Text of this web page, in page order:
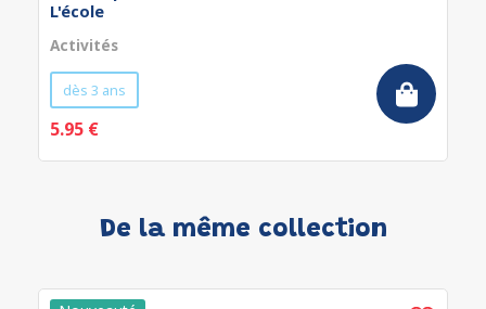
L'école
Activités
dès 3 ans
5.95 €
De la même collection